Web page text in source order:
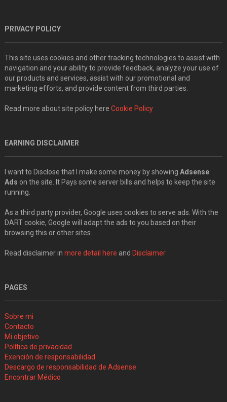
PRIVACY POLICY
This site uses cookies and other tracking technologies to assist with
navigation and your ability to provide feedback, analyze your use of
our products and services, assist with our promotional and
marketing efforts, and provide content from third parties.
Read more about site policy here Cookie Policy
EARNING DISCLAIMER
I want to Disclose that I make some money by showing Adsense
Ads on the site. It Pays some server bills and helps to keep the site
running.
As a third party provider, Google uses cookies to serve ads. With the
DART cookie, Google will adapt the ads to you based on their
browsing this or other sites..
Read disclaimer in more detail here and Disclaimer
PAGES
Sobre mi
Contacto
Mi objetivo
Política de privacidad
Exención de responsabilidad
Descargo de responsabilidad de Adsense
Encontrar Médico